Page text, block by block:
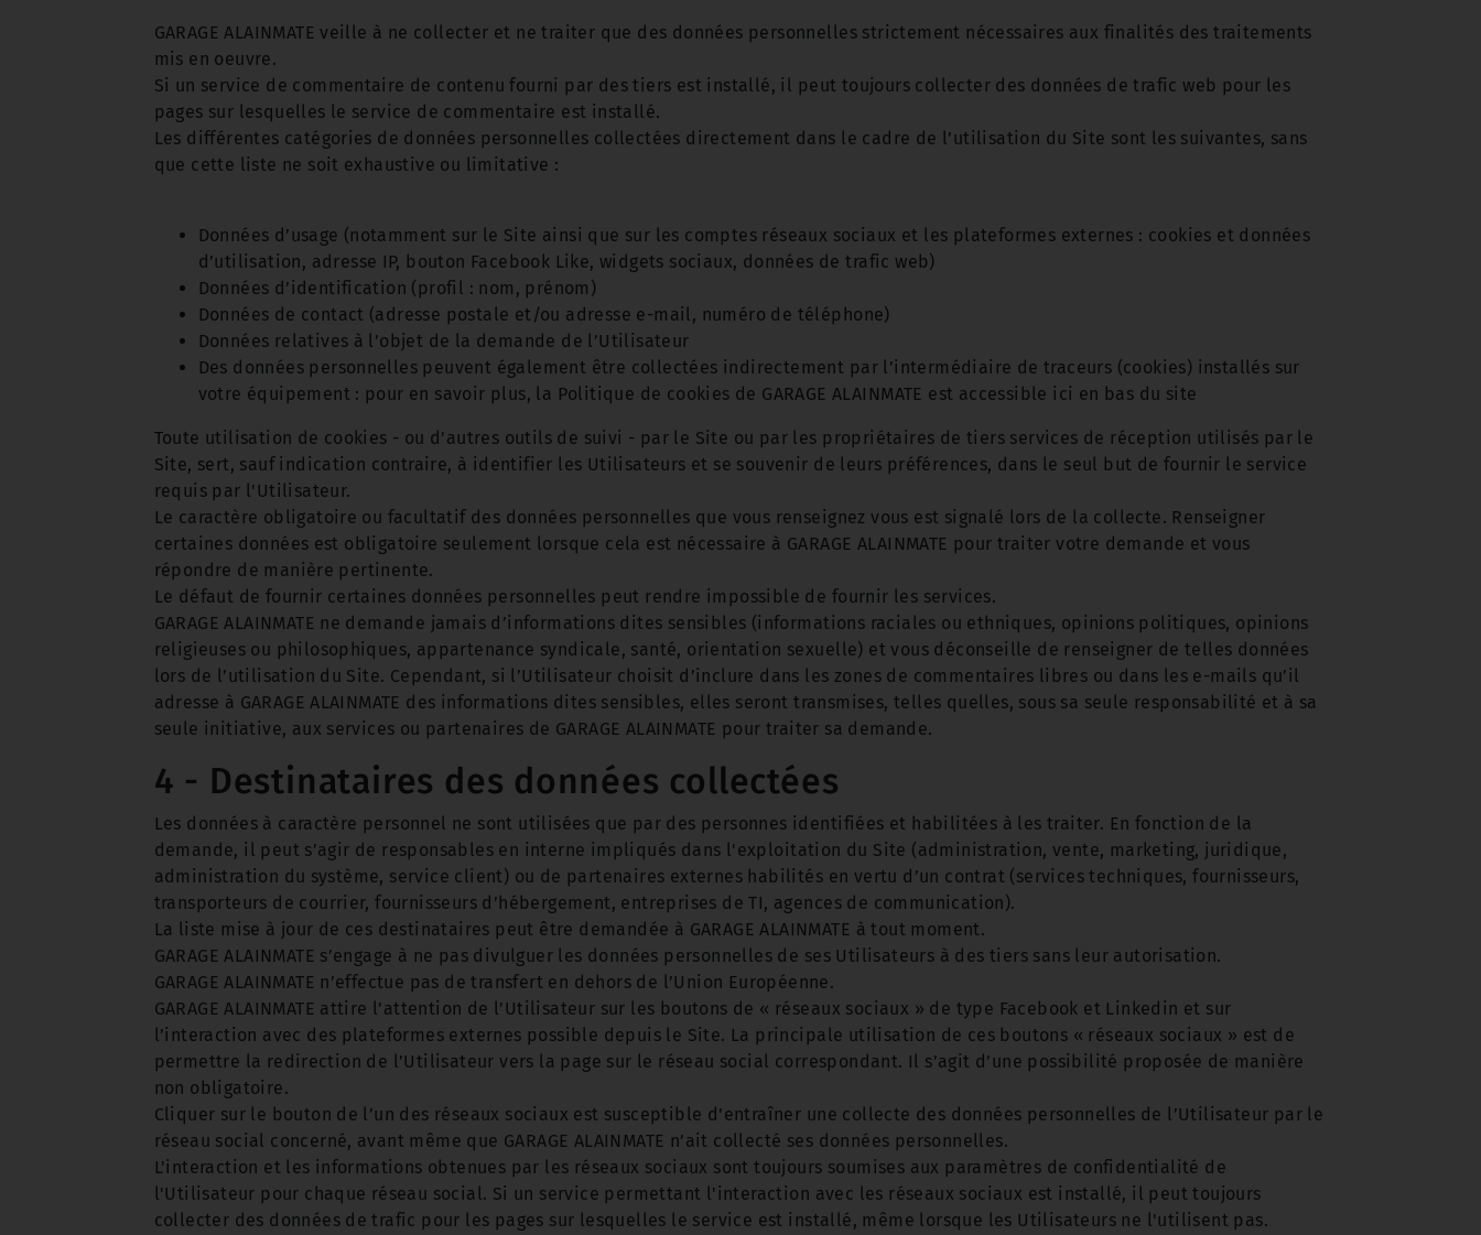
GARAGE ALAINMATE veille à ne collecter et ne traiter que des données personnelles strictement nécessaires aux finalités des traitements
mis en oeuvre.
Si un service de commentaire de contenu fourni par des tiers est installé, il peut toujours collecter des données de trafic web pour les
pages sur lesquelles le service de commentaire est installé.
Les différentes catégories de données personnelles collectées directement dans le cadre de l’utilisation du Site sont les suivantes, sans
que cette liste ne soit exhaustive ou limitative :
Données d’usage (notamment sur le Site ainsi que sur les comptes réseaux sociaux et les plateformes externes : cookies et données
d’utilisation, adresse IP, bouton Facebook Like, widgets sociaux, données de trafic web)
Données d’identification (profil : nom, prénom)
Données de contact (adresse postale et/ou adresse e-mail, numéro de téléphone)
Données relatives à l’objet de la demande de l’Utilisateur
Des données personnelles peuvent également être collectées indirectement par l’intermédiaire de traceurs (cookies) installés sur
votre équipement : pour en savoir plus, la Politique de cookies de GARAGE ALAINMATE est accessible ici en bas du site
Toute utilisation de cookies - ou d'autres outils de suivi - par le Site ou par les propriétaires de tiers services de réception utilisés par le
Site, sert, sauf indication contraire, à identifier les Utilisateurs et se souvenir de leurs préférences, dans le seul but de fournir le service
requis par l'Utilisateur.
Le caractère obligatoire ou facultatif des données personnelles que vous renseignez vous est signalé lors de la collecte. Renseigner
certaines données est obligatoire seulement lorsque cela est nécessaire à GARAGE ALAINMATE pour traiter votre demande et vous
répondre de manière pertinente.
Le défaut de fournir certaines données personnelles peut rendre impossible de fournir les services.
GARAGE ALAINMATE ne demande jamais d’informations dites sensibles (informations raciales ou ethniques, opinions politiques, opinions
religieuses ou philosophiques, appartenance syndicale, santé, orientation sexuelle) et vous déconseille de renseigner de telles données
lors de l’utilisation du Site. Cependant, si l’Utilisateur choisit d’inclure dans les zones de commentaires libres ou dans les e-mails qu’il
adresse à GARAGE ALAINMATE des informations dites sensibles, elles seront transmises, telles quelles, sous sa seule responsabilité et à sa
seule initiative, aux services ou partenaires de GARAGE ALAINMATE pour traiter sa demande.
4 - Destinataires des données collectées
Les données à caractère personnel ne sont utilisées que par des personnes identifiées et habilitées à les traiter. En fonction de la
demande, il peut s’agir de responsables en interne impliqués dans l'exploitation du Site (administration, vente, marketing, juridique,
administration du système, service client) ou de partenaires externes habilités en vertu d’un contrat (services techniques, fournisseurs,
transporteurs de courrier, fournisseurs d’hébergement, entreprises de TI, agences de communication).
La liste mise à jour de ces destinataires peut être demandée à GARAGE ALAINMATE à tout moment.
GARAGE ALAINMATE s’engage à ne pas divulguer les données personnelles de ses Utilisateurs à des tiers sans leur autorisation.
GARAGE ALAINMATE n’effectue pas de transfert en dehors de l’Union Européenne.
GARAGE ALAINMATE attire l’attention de l’Utilisateur sur les boutons de « réseaux sociaux » de type Facebook et Linkedin et sur
l’interaction avec des plateformes externes possible depuis le Site. La principale utilisation de ces boutons « réseaux sociaux » est de
permettre la redirection de l’Utilisateur vers la page sur le réseau social correspondant. Il s’agit d’une possibilité proposée de manière
non obligatoire.
Cliquer sur le bouton de l’un des réseaux sociaux est susceptible d'entraîner une collecte des données personnelles de l’Utilisateur par le
réseau social concerné, avant même que GARAGE ALAINMATE n’ait collecté ses données personnelles.
L'interaction et les informations obtenues par les réseaux sociaux sont toujours soumises aux paramètres de confidentialité de
l'Utilisateur pour chaque réseau social. Si un service permettant l'interaction avec les réseaux sociaux est installé, il peut toujours
collecter des données de trafic pour les pages sur lesquelles le service est installé, même lorsque les Utilisateurs ne l'utilisent pas.